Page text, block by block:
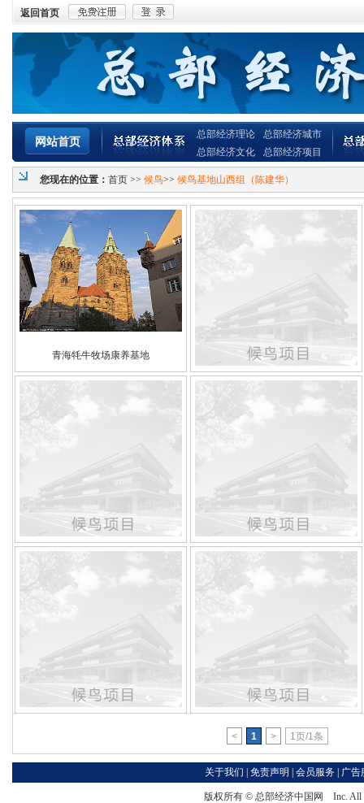
返回首页
网站首页
总部经济理论
总部经济文化
总部经济城市
总部经济项目
您现在的位置： 首页 >> 候鸟>> 候鸟基地山西组（陈建华）
青海牦牛牧场康养基地
< 1 > 1页/1条
关于我们 免责声明 会员服务 广告
版权所有 © 总部经济中国网
Inc. All